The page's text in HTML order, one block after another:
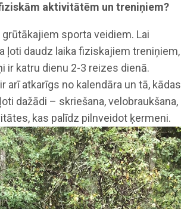
aktivitātēm un treniņiem?
sporta veidiem. Lai
ļoti daudz laika fiziskajiem treniņiem,
ir katru dienu 2-3 reizes dienā.
arī atkarīgs no kalendāra un tā, kādas
dažādi – skriešana, velobraukšana,
kas palīdz pilnveidot ķermeni.